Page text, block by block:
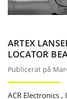
ARTEX
LOCATOR
Publicerat på
ACR Electronics